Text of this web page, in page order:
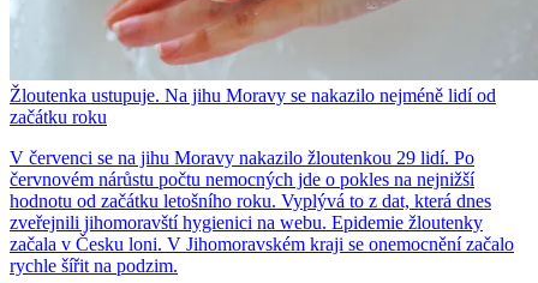
Žloutenka ustupuje. Na jihu Moravy se nakazilo nejméně lidí od
začátku roku
V červenci se na jihu Moravy nakazilo žloutenkou 29 lidí. Po
červnovém nárůstu počtu nemocných jde o pokles na nejnižší
hodnotu od začátku letošního roku. Vyplývá to z dat, která dnes
zveřejnili jihomoravští hygienici na webu. Epidemie žloutenky
začala v Česku loni. V Jihomoravském kraji se onemocnění začalo
rychle šířit na podzim.